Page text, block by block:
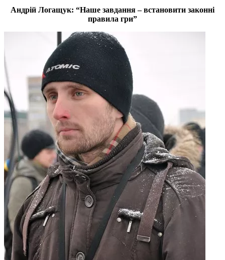
Андрій Логащук: “Наше завдання – встановити законні
правила гри”